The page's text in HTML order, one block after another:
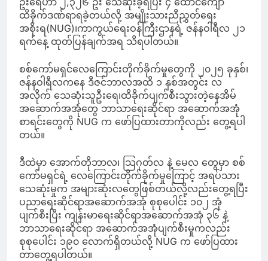
ထိခိုက်ဒဏ်ရာရခဲ့တယ်လို့ အမျိုးသားညီညွှတ်ရေး
အစိုးရ(NUG)၊ကာကွယ်ရေးဝန်ကြီးဌာနရဲ့ ဇန်နဝါရီလ ၂၁
ရက်နေ့ ထုတ်ပြန်ချက်အရ သိရပါတယ်။
စစ်ကော်မရှင်လေကြောင်းတိုက်ခိုက်မှုတွေကို ၂၀၂၅ ခုနှစ်၊
ဇန်နဝါရီလကနေ ဒီဇင်ဘာလအထိ ၁ နှစ်အတွင်း လ
အလိုက် သေဆုံးသူဦးရေ၊ထိခိုက်ပျက်စီးသွားတဲ့နေအိမ်
အဆောက်အအုံတွေ ဘာသာရေးဆိုင်ရာ အဆောက်အအုံ
စာရင်းတွေကို NUG က ဖော်ပြထားတာကိုလည်း တွေ့ရပါ
တယ်။
ဒီထဲမှာ အောက်တိုဘာလ၊ သြဂုတ်လ နဲ့ မေလ တွေမှာ စစ်
ကော်မရှင်ရဲ့ လေကြောင်းတိုက်ခိုက်မှုကြောင့် အရပ်သား
သေဆုံးမှုက အများဆုံးလတွေဖြစ်တယ်လို့လည်းတွေ့ရပြီး
ပညာရေးဆိုင်ရာအဆောက်အအုံ စုစုပေါင်း ၁၀၂ အုံ
ပျက်စီးပြီး ကျန်းမာရေးဆိုင်ရာအဆောက်အအုံ ၃၆ နဲ့
ဘာသာရေးဆိုင်ရာ အဆောက်အအုံပျက်စီးမှုကလည်း
စုစုပေါင်း ၁၉၀ လောက်ရှိတယ်လို့ NUG က ဖော်ပြထား
တာတွေ့ရပါတယ်။